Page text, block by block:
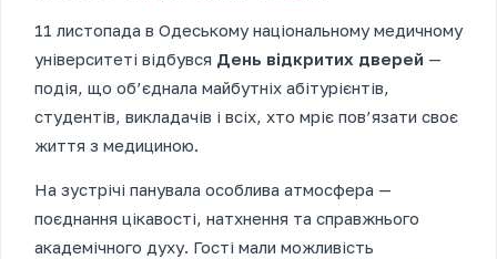
11 листопада в Одеському національному медичному
університеті відбувся День відкритих дверей —
подія, що об’єднала майбутніх абітурієнтів,
студентів, викладачів і всіх, хто мріє пов’язати своє
життя з медициною.
На зустрічі панувала особлива атмосфера —
поєднання цікавості, натхнення та справжнього
академічного духу. Гості мали можливість